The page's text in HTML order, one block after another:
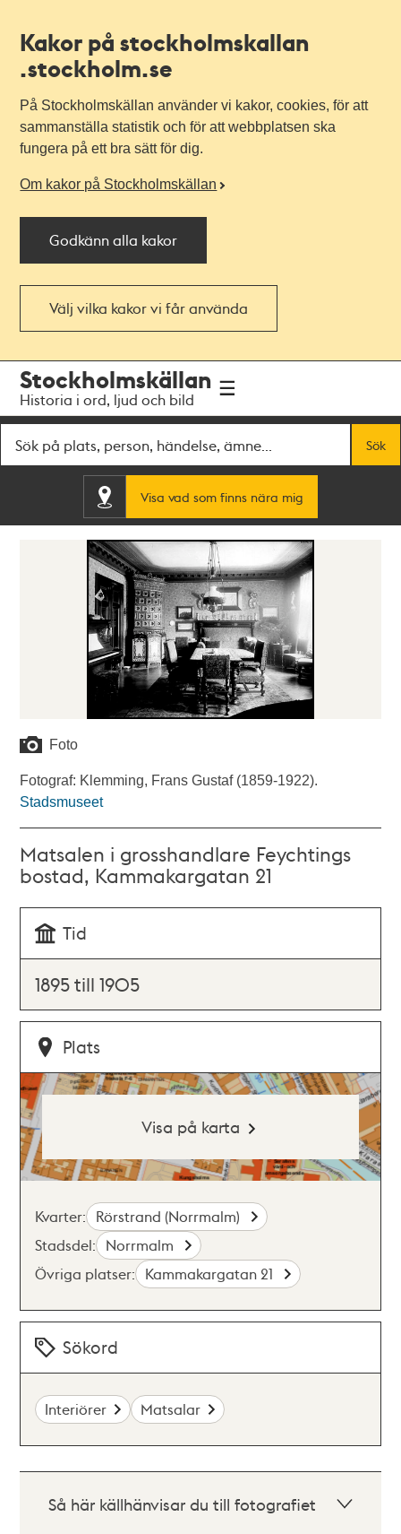
Kakor på stockholmskallan
.stockholm.se
På Stockholmskällan använder vi kakor, cookies, för att
sammanställa statistik och för att webbplatsen ska
fungera på ett bra sätt för dig.
Om kakor på Stockholmskällan
Godkänn alla kakor
Välj vilka kakor vi får använda
navigationen
huvudinnehållet
Stockholmskällan
Historia i ord, ljud och bild
Sök
Visa vad som finns nära mig
Foto
Fotograf: Klemming, Frans Gustaf (1859-1922).
Stadsmuseet
Matsalen i grosshandlare Feychtings
bostad, Kammakargatan 21
Tid
1895 till 1905
Plats
Visa på karta
Kvarter: Rörstrand (Norrmalm)
Stadsdel: Norrmalm
Övriga platser: Kammakargatan 21
Sökord
Interiörer Matsalar
Så här källhänvisar du till fotografiet